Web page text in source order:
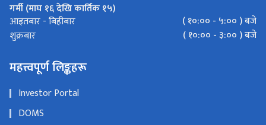
गर्मी (माघ १६ देखि कार्तिक १५)
आइतबार - बिहीबार
( १०:०० - ५:०० ) बजे
शुक्रबार
( १०:०० - ३:०० ) बजे
महत्त्वपूर्ण लिङ्कहरू
Investor Portal
DOMS